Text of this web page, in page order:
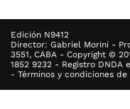
Edición N9412
Director: Gabriel Morini -
3551, CABA - Copyright ©
1852 9232 - Registro
- Términos y condiciones de